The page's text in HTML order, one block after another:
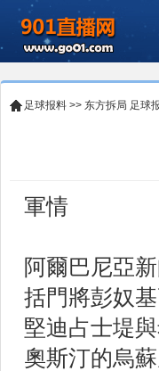
足球报料 >> 东方拆局 足球
軍情
阿爾巴尼亞
括門將彭奴
堅迪占士堤
奧斯汀的烏蘇